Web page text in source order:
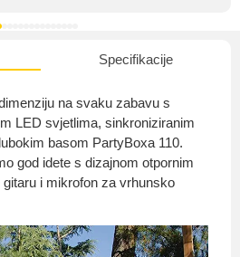
Specifikacije
na svaku zabavu s
LED svjetlima, sinkroniziranim
basom PartyBoxa 110.
god idete s dizajnom otpornim
i mikrofon za vrhunsko
O nama
Privatnost kupca